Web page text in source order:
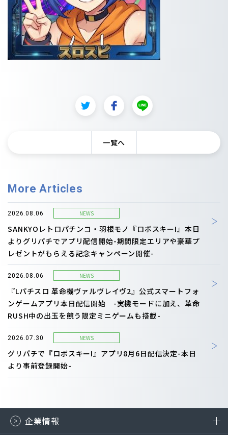
一覧へ
More Articles
2026.08.06 NEWS
SANKYOレトロパチンコ・羽根モノ『ロボスキーI』本日
よりグリパチでアプリ配信開始-期間限定エリアや豪華プ
レゼントがもらえる記念キャンペーン開催-
2026.08.06 NEWS
『Lパチスロ 革命機ヴァルヴレイヴ2』公式スマートフォ
ンゲームアプリ本日配信開始 -実機モードに加え、革命
RUSH中の出玉を競う限定ミニゲームも搭載-
2026.07.30 NEWS
グリパチで『ロボスキーI』アプリ8月6日配信決定-本日
より事前登録開始-
企業情報